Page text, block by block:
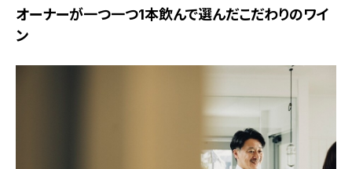
オーナーが一つ一つ1本飲んで選んだこだわりのワイ
ン